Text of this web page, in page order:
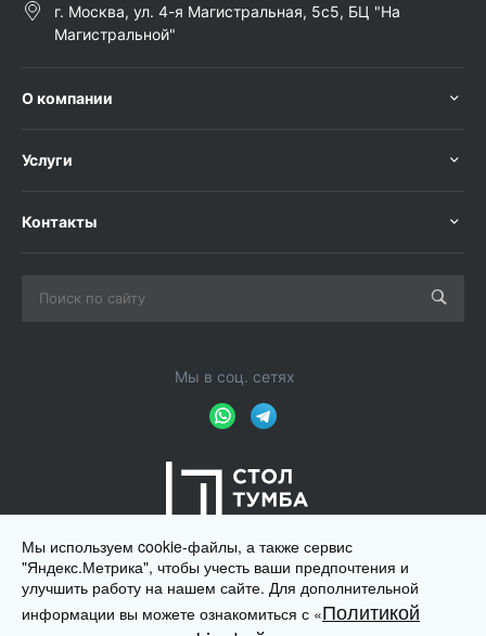
г. Москва, ул. 4-я Магистральная, 5с5, БЦ "На
Магистральной"
О компании
Услуги
Контакты
Мы в соц. сетях
© 2012 - 2026 Магазин мебели для офиса ООО "Ди-Метра",
Мы используем cookie-файлы, а также сервис
"Яндекс.Метрика", чтобы учесть ваши предпочтения и
улучшить работу на нашем сайте. Для дополнительной
информации вы можете ознакомиться с «Политикой